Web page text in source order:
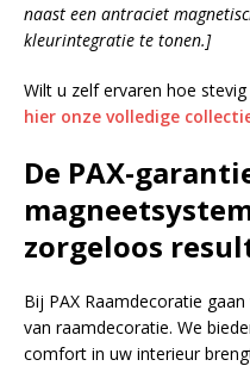
naast een antraciet
kleurintegratie te tonen.]
Wilt u zelf ervaren hoe
hier onze volledige
De PAX-
zorgeloos
Bij PAX Raamdecoratie
van raamdecoratie. We
comfort in uw interieur